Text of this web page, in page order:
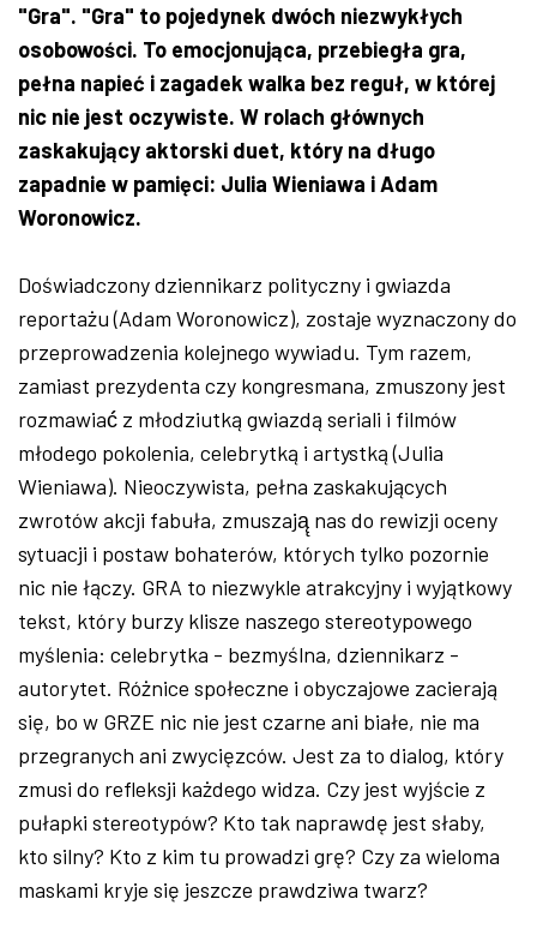
"Gra". "Gra" to pojedynek dwóch niezwykłych
osobowości. To emocjonująca, przebiegła gra,
pełna napieć i zagadek walka bez reguł, w której
nic nie jest oczywiste. W rolach głównych
zaskakujący aktorski duet, który na długo
zapadnie w pamięci: Julia Wieniawa i Adam
Woronowicz.
Doświadczony dziennikarz polityczny i gwiazda
reportażu (Adam Woronowicz), zostaje wyznaczony do
przeprowadzenia kolejnego wywiadu. Tym razem,
zamiast prezydenta czy kongresmana, zmuszony jest
rozmawiać́ z młodziutką gwiazdą seriali i filmów
młodego pokolenia, celebrytką i artystką (Julia
Wieniawa). Nieoczywista, pełna zaskakujących
zwrotów akcji fabuła, zmuszają̨ nas do rewizji oceny
sytuacji i postaw bohaterów, których tylko pozornie
nic nie łączy. GRA to niezwykle atrakcyjny i wyjątkowy
tekst, który burzy klisze naszego stereotypowego
myślenia: celebrytka - bezmyślna, dziennikarz -
autorytet. Różnice społeczne i obyczajowe zacierają
się, bo w GRZE nic nie jest czarne ani białe, nie ma
przegranych ani zwycięzców. Jest za to dialog, który
zmusi do refleksji każdego widza. Czy jest wyjście z
pułapki stereotypów? Kto tak naprawdę jest słaby,
kto silny? Kto z kim tu prowadzi grę? Czy za wieloma
maskami kryje się jeszcze prawdziwa twarz?